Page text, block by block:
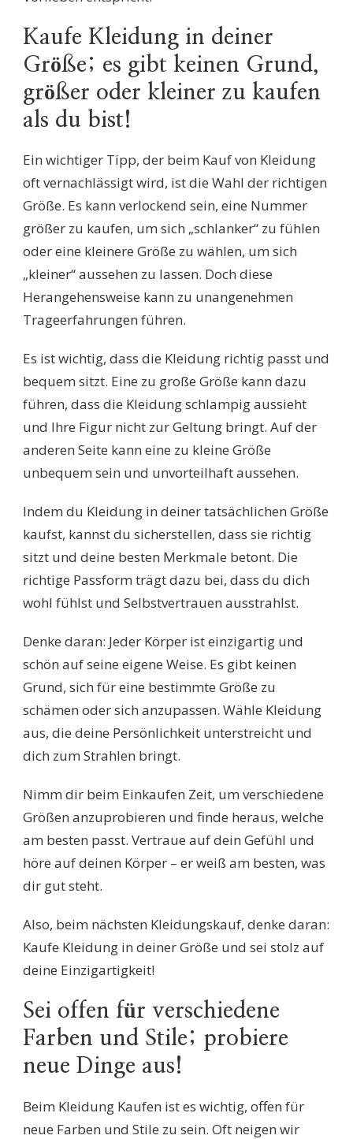
Kaufe Kleidung in deiner
Größe; es gibt keinen Grund,
größer oder kleiner zu kaufen
als du bist!
Ein wichtiger Tipp, der beim Kauf von Kleidung
oft vernachlässigt wird, ist die Wahl der richtigen
Größe. Es kann verlockend sein, eine Nummer
größer zu kaufen, um sich „schlanker“ zu fühlen
oder eine kleinere Größe zu wählen, um sich
„kleiner“ aussehen zu lassen. Doch diese
Herangehensweise kann zu unangenehmen
Trageerfahrungen führen.
Es ist wichtig, dass die Kleidung richtig passt und
bequem sitzt. Eine zu große Größe kann dazu
führen, dass die Kleidung schlampig aussieht
und Ihre Figur nicht zur Geltung bringt. Auf der
anderen Seite kann eine zu kleine Größe
unbequem sein und unvorteilhaft aussehen.
Indem du Kleidung in deiner tatsächlichen Größe
kaufst, kannst du sicherstellen, dass sie richtig
sitzt und deine besten Merkmale betont. Die
richtige Passform trägt dazu bei, dass du dich
wohl fühlst und Selbstvertrauen ausstrahlst.
Denke daran: Jeder Körper ist einzigartig und
schön auf seine eigene Weise. Es gibt keinen
Grund, sich für eine bestimmte Größe zu
schämen oder sich anzupassen. Wähle Kleidung
aus, die deine Persönlichkeit unterstreicht und
dich zum Strahlen bringt.
Nimm dir beim Einkaufen Zeit, um verschiedene
Größen anzuprobieren und finde heraus, welche
am besten passt. Vertraue auf dein Gefühl und
höre auf deinen Körper – er weiß am besten, was
dir gut steht.
Also, beim nächsten Kleidungskauf, denke daran:
Kaufe Kleidung in deiner Größe und sei stolz auf
deine Einzigartigkeit!
Sei offen für verschiedene
Farben und Stile; probiere
neue Dinge aus!
Beim Kleidung Kaufen ist es wichtig, offen für
neue Farben und Stile zu sein. Oft neigen wir